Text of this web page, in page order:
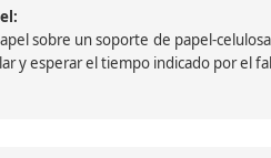
sobre un soporte de papel-
y esperar el tiempo indicado por el